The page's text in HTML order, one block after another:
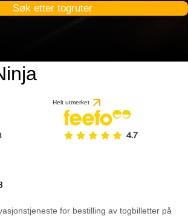
Søk etter togruter
Helt utmerket
for bestilling av togbilletter på